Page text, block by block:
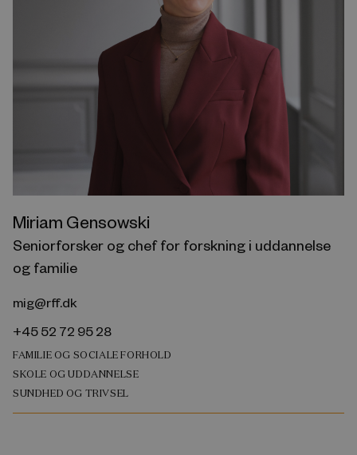
Miriam Gensowski
Seniorforsker og chef for forskning i uddannelse
og familie
mig@rff.dk
+45 52 72 95 28
FAMILIE OG SOCIALE FORHOLD
SKOLE OG UDDANNELSE
SUNDHED OG TRIVSEL